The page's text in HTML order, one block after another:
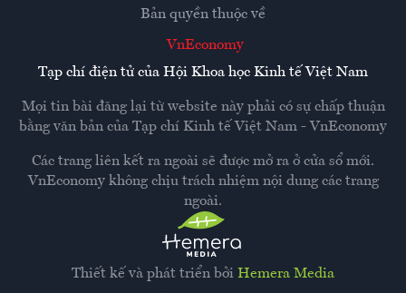
Thiết kế và phát triển bởi Hemera Media
Bản quyền thuộc về
VnEconomy
Tạp chí điện tử của Hội Khoa học Kinh tế Việt Nam
Mọi tin bài đăng lại từ website này phải có sự chấp thuận
bằng văn bản của Tạp chí Kinh tế Việt Nam - VnEconomy
Các trang liên kết ra ngoài sẽ được mở ra ở cửa sổ mới.
VnEconomy không chịu trách nhiệm nội dung các trang
ngoài.